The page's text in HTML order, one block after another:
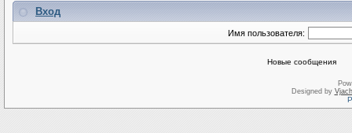
Вход
Имя пользователя:
Новые сообщения
Designed by